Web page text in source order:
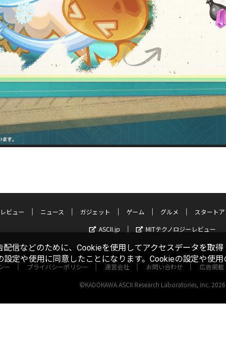
レビュー ニュース ガジェット ゲーム グルメ スタート
ASCII.jp
MITテクノロジーレビュー
ー プライバシーポリシー 運営会社 お問い合わせ 広告掲載
©KADOKAWA ASCII Research Laboratories, Inc. 2026
信などのために、Cookieを使用してアクセスデータを取
定や使用に同意したことになります。Cookieの設定や使